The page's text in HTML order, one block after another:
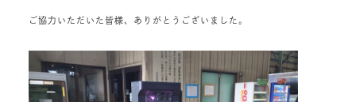
ご協力いただいた皆様、ありがとうございました。